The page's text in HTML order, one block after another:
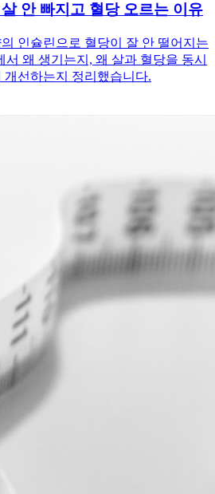
안 빠지고 혈당 오르는 이유
인슐린으로 혈당이 잘 안 떨어지는
서 왜 생기는지, 왜 살과 혈당을 동시
선하는지 정리했습니다.